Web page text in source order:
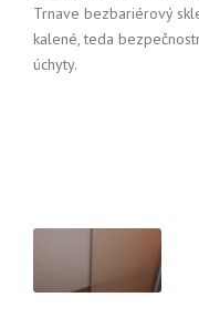
Trnave bezbariérový
kalené, teda
úchyty.